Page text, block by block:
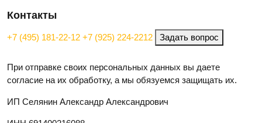
Контакты
+7 (495) 181-22-12 +7 (925) 224-2212 Задать вопрос
При отправке своих персональных данных вы даете
согласие на их обработку, а мы обязуемся защищать их.
ИП Селянин Александр Александрович